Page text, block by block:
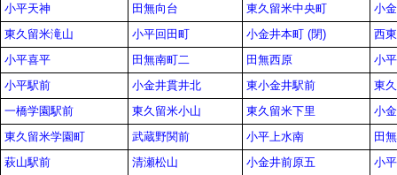
小平天神
田無向台 東久留米中央町
小
東久留米滝山
小平回田町 小金井本町 (閉)
西
小平喜平
田無南町二 田無西原
小
小平駅前
小金井貫井北 東小金井駅前
東
一橋学園駅前
東久留米小山 東久留米下里
小
東久留米学園町
武蔵野関前 小平上水南
田
萩山駅前
清瀬松山 小金井前原五 小平